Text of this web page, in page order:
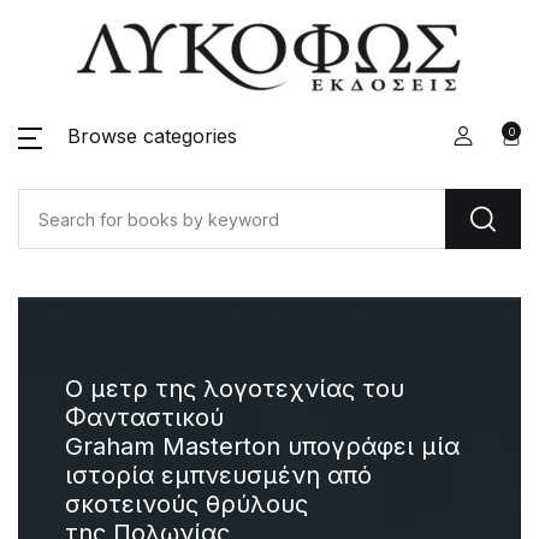
Browse categories 0
Ο μετρ της λογοτεχνίας του
Φανταστικού
Graham Masterton υπογράφει μία
ιστορία εμπνευσμένη από
σκοτεινούς θρύλους
της Πολωνίας